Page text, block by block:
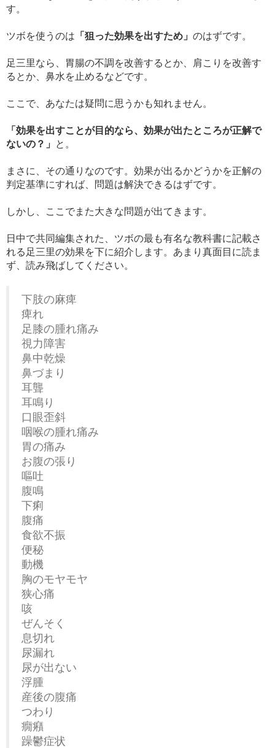
す。
ツボを使うのは 「狙った効果を出すため」 のはずです。
足三里なら、胃腸の不調を改善するとか、肩こりを改善す
るとか、鼻水を止めるなどです。
ここで、あなたは疑問に思うかも知れません。
「効果を出すことが目的なら、効果が出たところが正解で
ないの？」
と。
まさに、その通りなのです。効果が出るかどうかを正解の
判定基準にすれば、問題は解決できるはずです。
しかし、ここでまた大きな問題が出てきます。
日中で共同編集された、ツボの最も有名な教科書に記載さ
れる足三里の効果を下に紹介します。あまり真面目に読ま
ず、読み飛ばしてください。
下肢の麻痺
痺れ
足膝の腫れ痛み
視力障害
鼻中乾燥
鼻づまり
耳聾
耳鳴り
口眼歪斜
咽喉の腫れ痛み
胃の痛み
お腹の張り
嘔吐
腹鳴
下痢
腹痛
食欲不振
便秘
動機
胸のモヤモヤ
狭心痛
咳
ぜんそく
息切れ
尿漏れ
尿が出ない
浮腫
産後の腹痛
つわり
癇癪
躁鬱症状